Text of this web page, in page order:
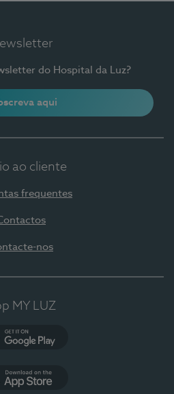
do Hospital da Luz?
aqui
ao cliente
frequentes
nos
MY LUZ